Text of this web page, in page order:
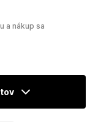
a nákup sa